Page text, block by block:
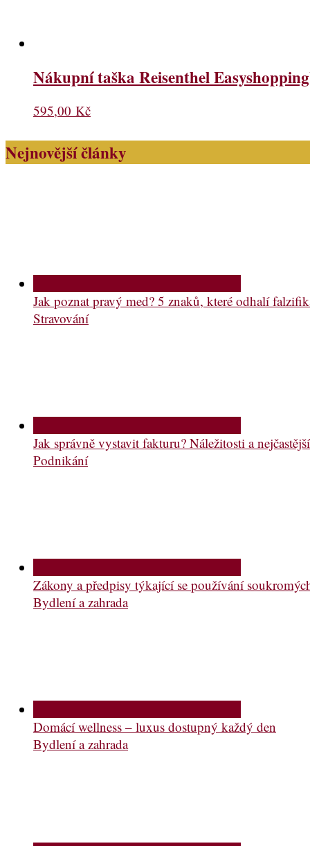
Nákupní taška Reisenthel
595,00 Kč
Nejnovější články
Jak poznat pravý med? 5 znaků, které odhalí
Stravování
Jak správně vystavit fakturu? Náležitosti a
Podnikání
Zákony a předpisy týkající se používání
Bydlení a zahrada
Domácí wellness – luxus dostupný každý den
Bydlení a zahrada